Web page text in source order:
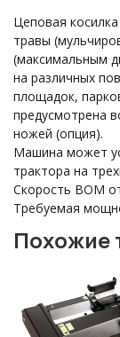
Цеповая
травы
(максимальным
на различных
площадок,
предусмотрена
ножей (опция).
Машина может
трактора на
Скорость ВОМ
Требуемая
Похожие